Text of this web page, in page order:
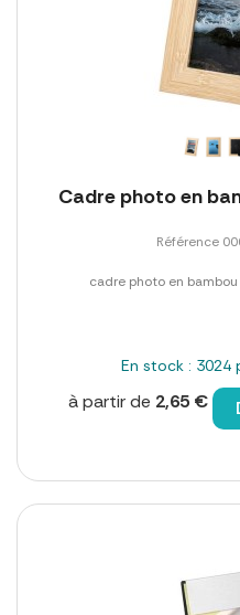
Cadre photo en
Référence
cadre photo en
En stock : 3024
à partir de 2,65 €